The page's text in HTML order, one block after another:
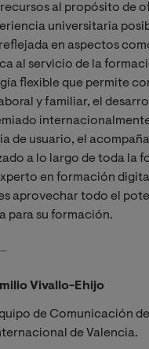
al propósito de
universitaria
en aspectos
al servicio de la
flexible que permite
y familiar, el
de usuario, el
a lo largo de toda la
en formación
aprovechar todo el
para su formación.
Vivallo-Ehijo
de Comunicación
de Valencia.